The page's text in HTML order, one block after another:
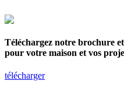
Téléchargez notre brochure
pour votre maison et vos
télécharger